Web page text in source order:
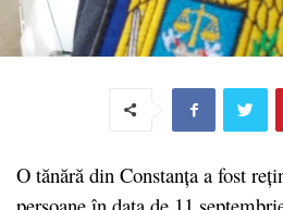
O tănără din Constanța a fost